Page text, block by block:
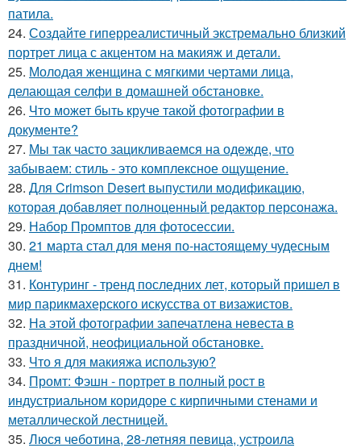
патила.
24. Создайте гиперреалистичный экстремально близкий
портрет лица с акцентом на макияж и детали.
25. Молодая женщина с мягкими чертами лица,
делающая селфи в домашней обстановке.
26. Что может быть круче такой фотографии в
документе?
27. Мы так часто зацикливаемся на одежде, что
забываем: стиль - это комплексное ощущение.
28. Для Crimson Desert выпустили модификацию,
которая добавляет полноценный редактор персонажа.
29. Набор Промптов для фотосессии.
30. 21 марта стал для меня по-настоящему чудесным
днем!
31. Контуринг - тренд последних лет, который пришел в
мир парикмахерского искусства от визажистов.
32. На этой фотографии запечатлена невеста в
праздничной, неофициальной обстановке.
33. Что я для макияжа использую?
34. Промт: Фэшн - портрет в полный рост в
индустриальном коридоре с кирпичными стенами и
металлической лестницей.
35. Люся чеботина, 28-летняя певица, устроила